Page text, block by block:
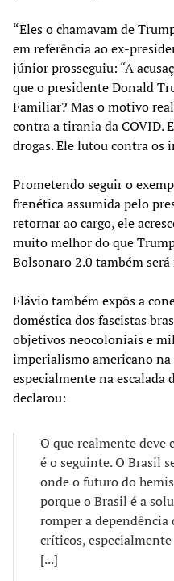
“Eles o chamavam de
em referência ao ex-
júnior prosseguiu: “A
que o presidente Donald
Familiar? Mas o motivo
contra a tirania da COVID.
drogas. Ele lutou contra os
Prometendo seguir o
frenética assumida pelo
retornar ao cargo, ele
muito melhor do que
Bolsonaro 2.0 também
Flávio também expôs a
doméstica dos fascistas
objetivos neocoloniais e
imperialismo americano
especialmente na escalada
declarou:
O que realmente deve
é o seguinte. O Brasil
onde o futuro do
porque o Brasil é a
romper a
críticos,
[...]